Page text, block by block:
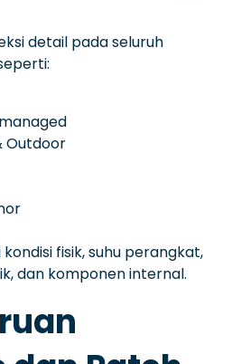
detail pada seluruh
Outdoor
fisik, suhu perangkat,
dan komponen internal.